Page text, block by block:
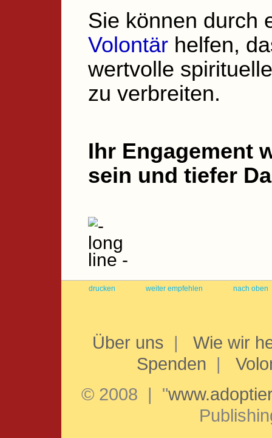
Sie können durch
Volontär helfen,
wertvolle
zu verbreiten.
Ihr Engagement
sein und tiefer
drucken weiter empfehlen nach oben
Über uns | Wie wir
Spenden |
© 2008 | "